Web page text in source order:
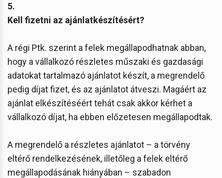
5.
Kell fizetni az ajánlatkészítésért?
A régi Ptk. szerint a felek megállapodhatnak abban,
hogy a vállalkozó részletes műszaki és gazdasági
adatokat tartalmazó ajánlatot készít, a megrendelő
pedig díjat fizet, és az ajánlatot átveszi. Magáért az
ajánlat elkészítéséért tehát csak akkor kérhet a
vállalkozó díjat, ha ebben előzetesen megállapodtak.
A megrendelő a részletes ajánlatot – a törvény
eltérő rendelkezésének, illetőleg a felek eltérő
megállapodásának hiányában – szabadon